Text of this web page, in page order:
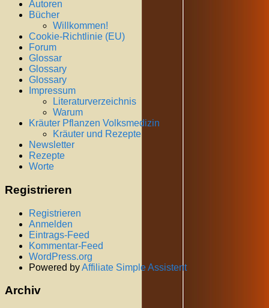
Autoren
Bücher
Willkommen!
Cookie-Richtlinie (EU)
Forum
Glossar
Glossary
Glossary
Impressum
Literaturverzeichnis
Warum
Kräuter Pflanzen Volksmedizin
Kräuter und Rezepte
Newsletter
Rezepte
Worte
Registrieren
Registrieren
Anmelden
Eintrags-Feed
Kommentar-Feed
WordPress.org
Powered byAffiliate Simple Assistent
Archiv